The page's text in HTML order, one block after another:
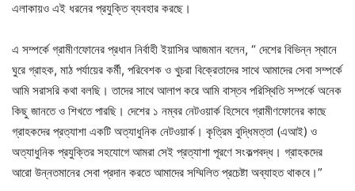
এলাকায়ও এই ধরনের প্রযুক্তি ব্যবহার করছে।
এ সম্পর্কে গ্রামীণফোনের প্রধান নির্বাহী ইয়াসির আজমান বলেন, “ দেশের বিভিন্ন স্থানে
ঘুরে গ্রাহক, মাঠ পর্যায়ের কর্মী, পরিবেশক ও খুচরা বিক্রেতাদের সাথে আমাদের সেবা সম্পর্কে
আমি সরাসরি কথা বলছি। তাদের সাথে আলাপ করে আমি বাস্তব পরিস্থিতি সম্পর্কে অনেক
কিছু জানতে ও শিখতে পারছি। দেশের ১ নম্বর নেটওয়ার্ক হিসেবে গ্রামীণফোনের কাছে
গ্রাহকদের প্রত্যাশা একটি অত্যাধুনিক নেটওয়ার্ক। কৃত্রিম বুদ্ধিমত্তা (এআই) ও
অত্যাধুনিক প্রযুক্তির সহযোগে আমরা সেই প্রত্যাশা পূরণে সংকল্পবদ্ধ। গ্রাহকদের
আরো উন্নতমানের সেবা প্রদান করতে আমাদের সম্মিলিত প্রচেষ্টা অব্যাহত থাকবে।”